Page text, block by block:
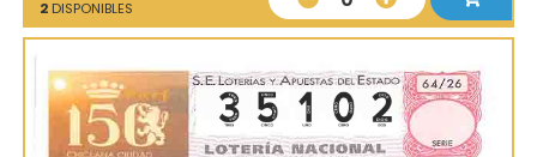
2 DISPONIBLES